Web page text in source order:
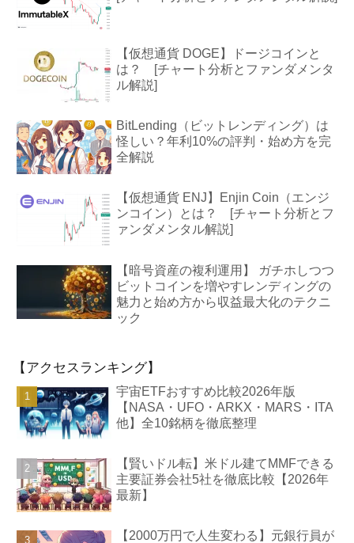
【仮想通貨 DOGE】ドージコインと
は？ [チャート分析とファンダメンタ
ル解説]
BitLending（ビットレンディング）は
怪しい？年利10%の評判・始め方を完
全解説
【仮想通貨 ENJ】Enjin Coin（エンジ
ンコイン）とは？ [チャート分析とフ
ァンダメンタル解説]
【暗号資産の複利運用】 ガチホしつつ
ビットコインを増やすレンディングの
魅力と始め方から収益最大化のテクニ
ック
【アクセスランキング】
宇宙ETFおすすめ比較2026年版
【NASA・UFO・ARKX・MARS・ITA
他】全10銘柄を徹底整理
【賢いドル転】米ドル建てMMFできる
主要証券会社5社を徹底比較【2026年
最新】
【2000万円で人生変わる】元銀行員が